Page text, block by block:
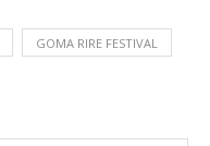
GOMA RIRE FESTIVAL